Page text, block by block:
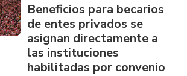
Beneficios para becarios
de entes privados se
asignan directamente a
las instituciones
habilitadas por convenio